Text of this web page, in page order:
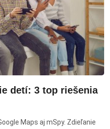
detí: 3 top riešenia
Maps aj mSpy. Zdieľanie